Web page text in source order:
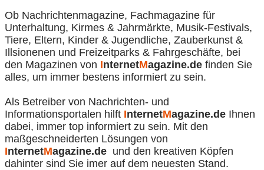
Ob Nachrichtenmagazine, Fachmagazine für
Unterhaltung, Kirmes & Jahrmärkte, Musik-Festivals,
Tiere, Eltern, Kinder & Jugendliche, Zauberkunst &
Illsionenen und Freizeitparks & Fahrgeschäfte, bei
den Magazinen von InternetMagazine.de finden Sie
alles, um immer bestens informiert zu sein.
Als Betreiber von Nachrichten- und
Informationsportalen hilft InternetMagazine.de Ihnen
dabei, immer top informiert zu sein. Mit den
maßgeschneiderten Lösungen von
InternetMagazine.de und den kreativen Köpfen
dahinter sind Sie imer auf dem neuesten Stand.